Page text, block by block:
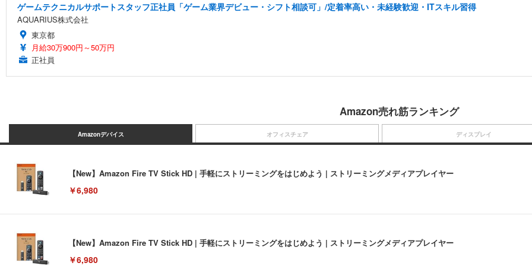
ゲームテクニカルサポートスタッフ正社員「ゲーム業界デビュー・シフト相談可」/定着率高い・未経験歓迎・ITスキル習得
AQUARIUS株式会社
東京都
月給30万900円～50万円
正社員
Amazon売れ筋ランキング
Amazonデバイス
【New】Amazon Fire TV Stick HD | 手軽にストリーミングをはじめよう | ストリーミングメディアプレイヤー
￥6,980
【New】Amazon Fire TV Stick HD | 手軽にストリーミングをはじめよう | ストリーミングメディアプレイヤー
￥6,980
オフィスチェア ディスプレイ